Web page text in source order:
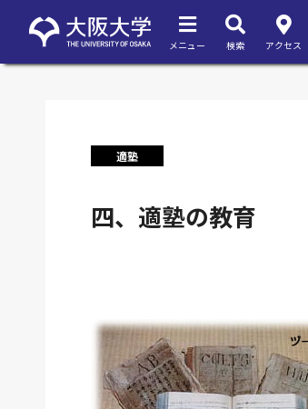
メニュー 検索 アクセス
適塾
四、適塾の教育